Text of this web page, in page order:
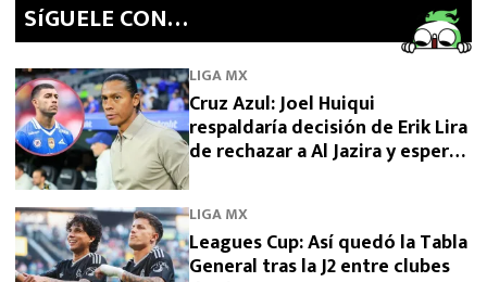
SíGUELE CON…
LIGA MX
Cruz Azul: Joel Huiqui
respaldaría decisión de Erik Lira
de rechazar a Al Jazira y esperar
LIGA MX
Leagues Cup: Así quedó la Tabla
General tras la J2 entre clubes